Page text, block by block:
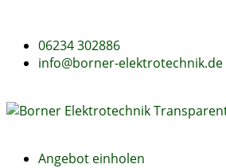
06234 302886
info@borner-elektrotechnik.de
Angebot einholen